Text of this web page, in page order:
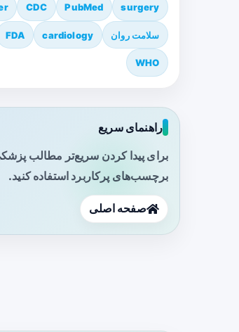
surgery
PubMed
CDC
سلامت روان cardiology
FDA
WHO
راهنمای سریع
برای پیدا کردن سریع‌تر مطالب
برچسب‌های پرکاربرد استفاده کنید.
صفحه اصلی